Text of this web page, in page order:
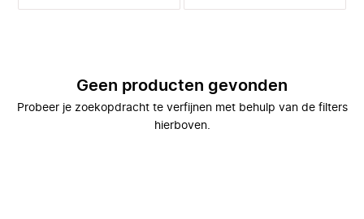
Geen producten gevonden
Probeer je zoekopdracht te verfijnen met behulp van de filters
hierboven.